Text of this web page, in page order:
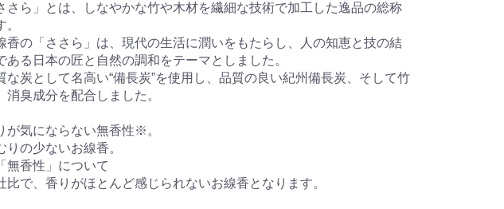
さら」とは、しなやかな竹や木材を繊細な技術で加工した逸品の総称
。
香の「ささら」は、現代の生活に潤いをもたらし、人の知恵と技の結
ある日本の匠と自然の調和をテーマとしました。
な炭として名高い“備長炭”を使用し、品質の良い紀州備長炭、そして竹
消臭成分を配合しました。
が気にならない無香性※。
りの少ないお線香。
無香性」について
比で、香りがほとんど感じられないお線香となります。